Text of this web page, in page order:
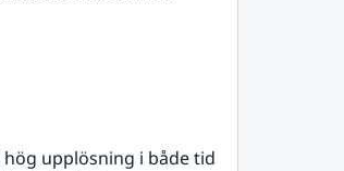
upplösning i både tid